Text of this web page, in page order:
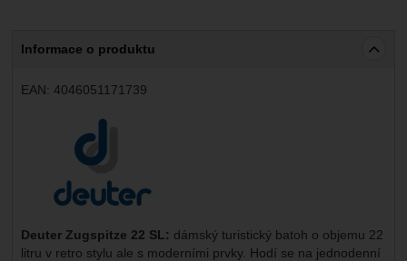
Informace o produktu
EAN: 4046051171739
Deuter Zugspitze 22 SL: dámský turistický batoh o objemu 22
litru v retro stylu ale s moderními prvky. Hodí se na jednodenní